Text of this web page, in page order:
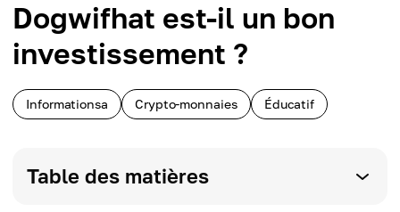
Dogwifhat est-il un bon
investissement ?
Informationsa Crypto-monnaies Éducatif
Table des matières